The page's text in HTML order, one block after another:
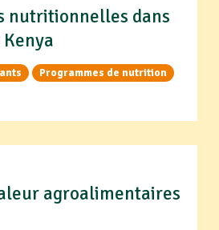
nutritionnelles dans
Programmes de nutrition
agroalimentaires